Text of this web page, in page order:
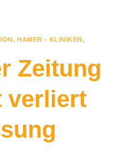
, HAMER - KLINIKEN,
Zeitung
verliert